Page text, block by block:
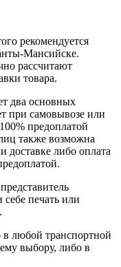
рекомендуется
Мансийске.
рассчитают
товара.
два основных
при самовывозе или
предоплатой
также возможна
доставке либо оплата
печать или
в любой транспортной
выбору, либо в